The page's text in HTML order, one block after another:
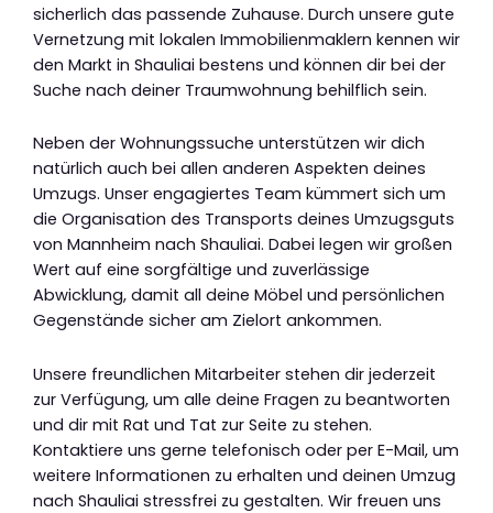
sicherlich das passende Zuhause. Durch unsere gute
Vernetzung mit lokalen Immobilienmaklern kennen wir
den Markt in Shauliai bestens und können dir bei der
Suche nach deiner Traumwohnung behilflich sein.
Neben der Wohnungssuche unterstützen wir dich
natürlich auch bei allen anderen Aspekten deines
Umzugs. Unser engagiertes Team kümmert sich um
die Organisation des Transports deines Umzugsguts
von Mannheim nach Shauliai. Dabei legen wir großen
Wert auf eine sorgfältige und zuverlässige
Abwicklung, damit all deine Möbel und persönlichen
Gegenstände sicher am Zielort ankommen.
Unsere freundlichen Mitarbeiter stehen dir jederzeit
zur Verfügung, um alle deine Fragen zu beantworten
und dir mit Rat und Tat zur Seite zu stehen.
Kontaktiere uns gerne telefonisch oder per E-Mail, um
weitere Informationen zu erhalten und deinen Umzug
nach Shauliai stressfrei zu gestalten. Wir freuen uns